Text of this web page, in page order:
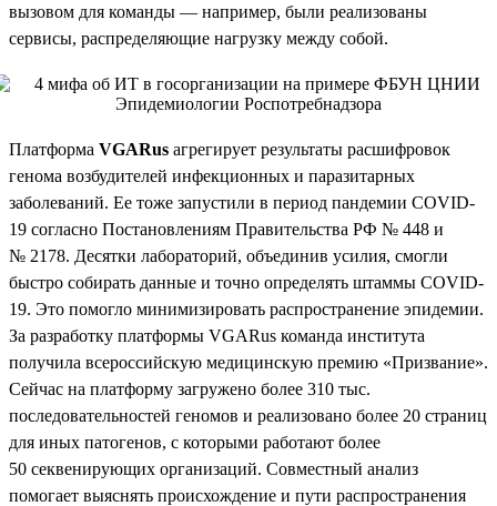
вызовом для команды — например, были реализованы
сервисы, распределяющие нагрузку между собой.
Платформа VGARus агрегирует результаты расшифровок
генома возбудителей инфекционных и паразитарных
заболеваний. Ее тоже запустили в период пандемии COVID-
19 согласно Постановлениям Правительства РФ № 448 и
№ 2178. Десятки лабораторий, объединив усилия, смогли
быстро собирать данные и точно определять штаммы COVID-
19. Это помогло минимизировать распространение эпидемии.
За разработку платформы VGARus команда института
получила всероссийскую медицинскую премию «Призвание».
Сейчас на платформу загружено более 310 тыс.
последовательностей геномов и реализовано более 20 страниц
для иных патогенов, с которыми работают более
50 секвенирующих организаций. Совместный анализ
помогает выяснять происхождение и пути распространения